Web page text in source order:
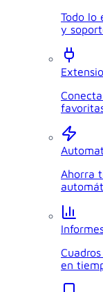
Todo lo
y
Ahorra
en